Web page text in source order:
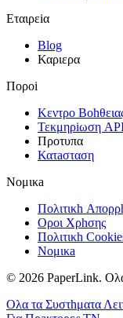
Εταιρεiα
Blog
Καριερα
Πορoi
Κεντρο
Τεκμηρiωση
Πρoτυπα
Κατaσταση
Νομικa
Πολιτικh
Οροι Χρhσης
Πολιτικh
Νομικa
© 2026 PaperLink. Ολα
Ολα τα Συστhματα